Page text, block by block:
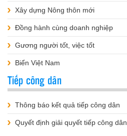
Xây dựng Nông thôn mới
Đồng hành cùng doanh nghiệp
Gương người tốt, việc tốt
Biển Việt Nam
Tiếp công dân
Thông báo kết quả tiếp công dân
Quyết định giải quyết tiếp công dân